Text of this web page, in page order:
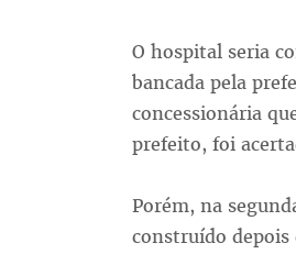
O hospital seria
bancada pela
concessionária
prefeito, foi
Porém, na
construído